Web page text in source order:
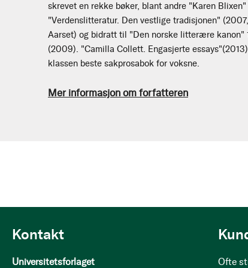
skrevet en rekke bøker, blant andre "Karen
"Verdenslitteratur. Den vestlige tradisjonen"
Aarset) og bidratt til "Den norske litterære
(2009). "Camilla Collett. Engasjerte
klassen beste sakprosabok for voksne.
Mer informasjon om forfatteren
Kontakt
Universitetsforlaget
Ofte